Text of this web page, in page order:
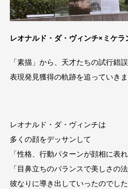
レオナルド・ダ・ヴィンチ×ミケラ
「素描」から、天才たちの試行錯誤
表現発見獲得の軌跡を追っていきま
レオナルド・ダ・ヴィンチは
多くの顔をデッサンして
「性格、行動パターンが顔相に表
「目鼻立ちのバランスで美しさの
彼なりに導き出していったのでした